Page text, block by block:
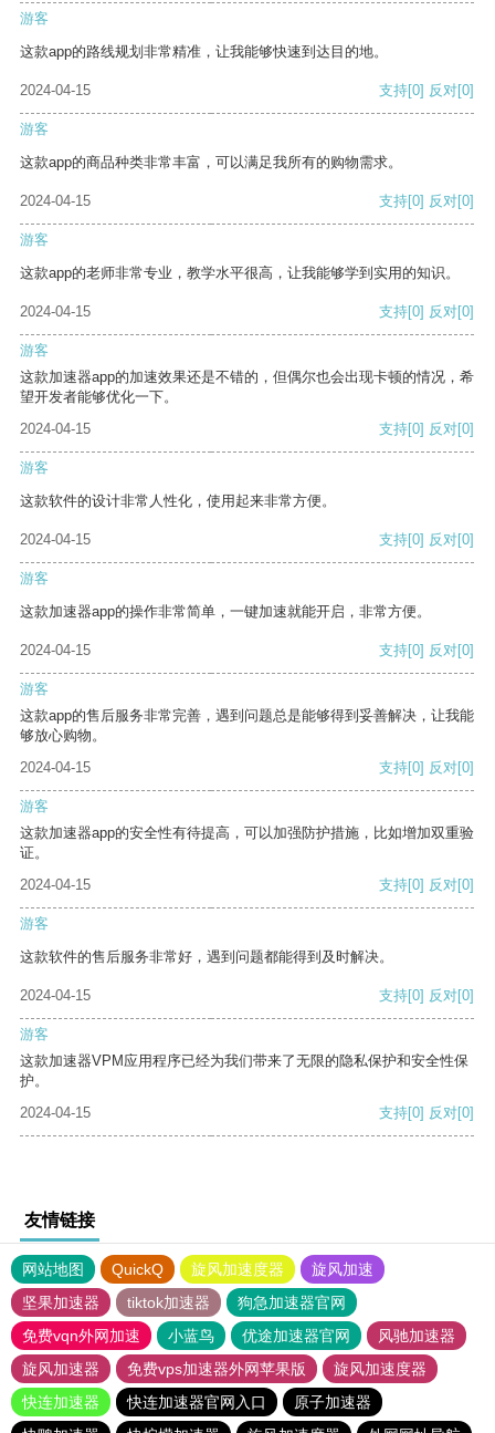
游客
这款app的路线规划非常精准，让我能够快速到达目的地。
2024-04-15 支持[0] 反对[0]
游客
这款app的商品种类非常丰富，可以满足我所有的购物需求。
2024-04-15 支持[0] 反对[0]
游客
这款app的老师非常专业，教学水平很高，让我能够学到实用的知识。
2024-04-15 支持[0] 反对[0]
游客
这款加速器app的加速效果还是不错的，但偶尔也会出现卡顿的情况，希
望开发者能够优化一下。
2024-04-15
支持[0] 反对[0]
游客
这款软件的设计非常人性化，使用起来非常方便。
2024-04-15 支持[0] 反对[0]
游客
这款加速器app的操作非常简单，一键加速就能开启，非常方便。
2024-04-15 支持[0] 反对[0]
游客
这款app的售后服务非常完善，遇到问题总是能够得到妥善解决，让我能
够放心购物。
2024-04-15
支持[0] 反对[0]
游客
这款加速器app的安全性有待提高，可以加强防护措施，比如增加双重验
证。
2024-04-15
支持[0] 反对[0]
游客
这款软件的售后服务非常好，遇到问题都能得到及时解决。
2024-04-15 支持[0] 反对[0]
游客
这款加速器VPM应用程序已经为我们带来了无限的隐私保护和安全性保
护。
2024-04-15
支持[0] 反对[0]
友情链接
网站地图 QuickQ 旋风加速度器
旋风加速
坚果加速器
tiktok加速器
狗急加速器官网
免费vqn外网加速
小蓝鸟 优途加速器官网
风驰加速器
旋风加速器
免费vps加速器外网苹果版
旋风加速度器
快连加速器
快连加速器官网入口
原子加速器